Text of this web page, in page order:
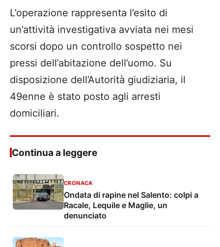
L’operazione rappresenta l’esito di
un’attività investigativa avviata nei mesi
scorsi dopo un controllo sospetto nei
pressi dell’abitazione dell’uomo. Su
disposizione dell’Autorità giudiziaria, il
49enne è stato posto agli arresti
domiciliari.
Continua a leggere
CRONACA
Ondata di rapine nel Salento: colpi a
Racale, Lequile e Maglie, un
denunciato